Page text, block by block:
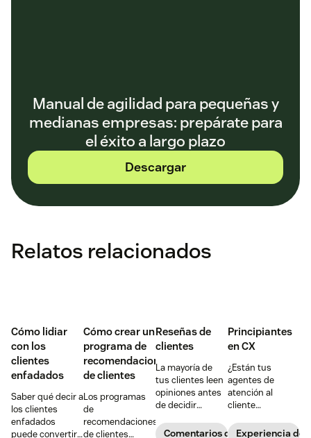
Manual de agilidad para pequeñas y
medianas empresas: prepárate para
el éxito a largo plazo
Descargar
Relatos relacionados
Cómo lidiar
con los
clientes
enfadados
Saber qué decir a
los clientes
enfadados
puede convertir
Cómo crear un
programa de
recomendaciones
de clientes
Los programas
de
recomendaciones
de clientes
Reseñas de
clientes
La mayoría de
tus clientes leen
opiniones antes
de decidir
producto o
Comentarios de los clientes
Principiantes
en CX
¿Están tus
agentes de
atención al
cliente
¿No tienes
Experiencia de